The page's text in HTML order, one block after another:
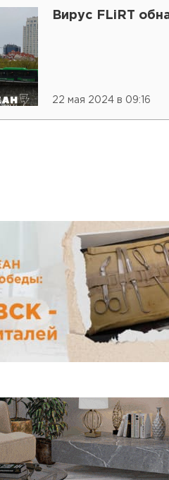
Вирус FLiRT
22 мая 2024 в 09:16